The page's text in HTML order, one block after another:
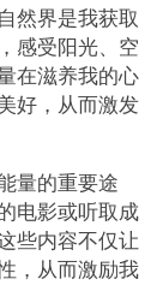
然界是我获取
感受阳光、空
在滋养我的心
好，从而激发
量的重要途
电影或听取成
些内容不仅让
，从而激励我